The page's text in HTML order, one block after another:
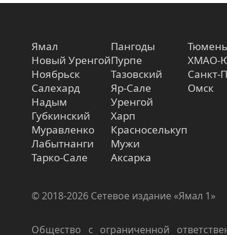
Ямал
Новый Уренгой
Ноябрьск
Салехард
Надым
Губкинский
Муравленко
Лабытнанги
Тарко-Сале
Пангоды
Пурпе
Тазовский
Яр-Сале
Уренгой
Харп
Красноселькуп
Мужи
Аксарка
Тюмень
ХМАО-
Санкт-
Омск
© 2018-2026 Сетевое издание «Ямал 1»
Общество с ограниченной